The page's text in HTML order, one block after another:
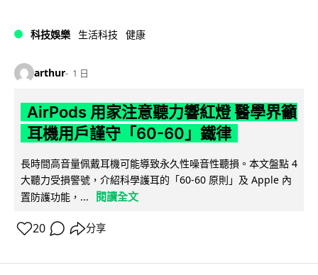
科技娛樂 生活科技 健康
arthur 1 日
AirPods 用家注意聽力響紅燈 醫學界籲
耳機用戶謹守「60-60」鐵律
長時間高音量佩戴耳機可能導致永久性噪音性聽損。本文盤點 4
大聽力受損警號，介紹科學護耳的「60-60 原則」及 Apple 內
置防護功能，...
閱讀全文
20 分享